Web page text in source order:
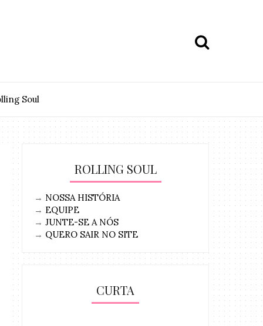
Soul
ROLLING SOUL
→ NOSSA HISTÓRIA
→ EQUIPE
→ JUNTE-SE A NÓS
→ QUERO SAIR NO SITE
CURTA